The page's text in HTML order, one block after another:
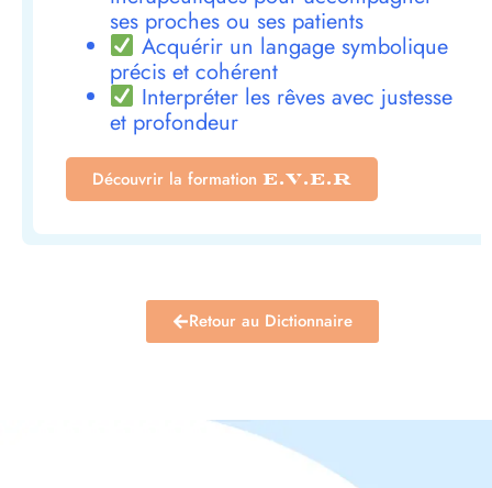
ses proches ou ses patients
Acquérir un langage symbolique
précis et cohérent
Interpréter les rêves avec justesse
et profondeur
Découvrir la formation E.V.E.R
Retour au Dictionnaire